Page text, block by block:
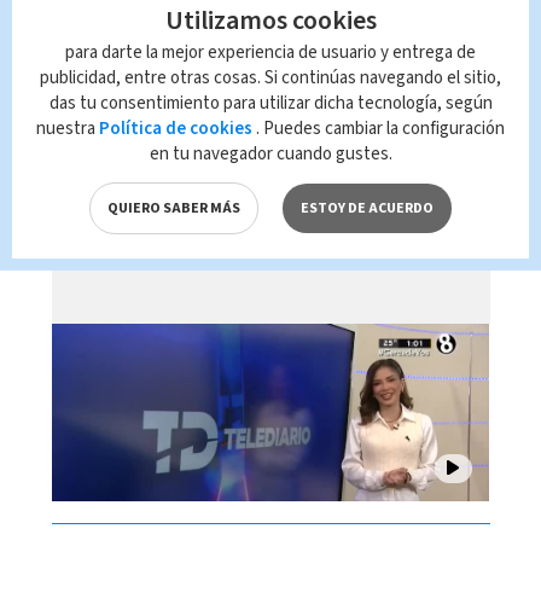
Telediario En Directo con Paula
Brenes, 07 de agosto 2026
Utilizamos cookies
para darte la mejor experiencia de usuario y entrega de
publicidad, entre otras cosas. Si continúas navegando el sitio,
das tu consentimiento para utilizar dicha tecnología, según
nuestra Política de cookies . Puedes cambiar la configuración
en tu navegador cuando gustes.
QUIERO SABER MÁS ESTOY DE ACUERDO